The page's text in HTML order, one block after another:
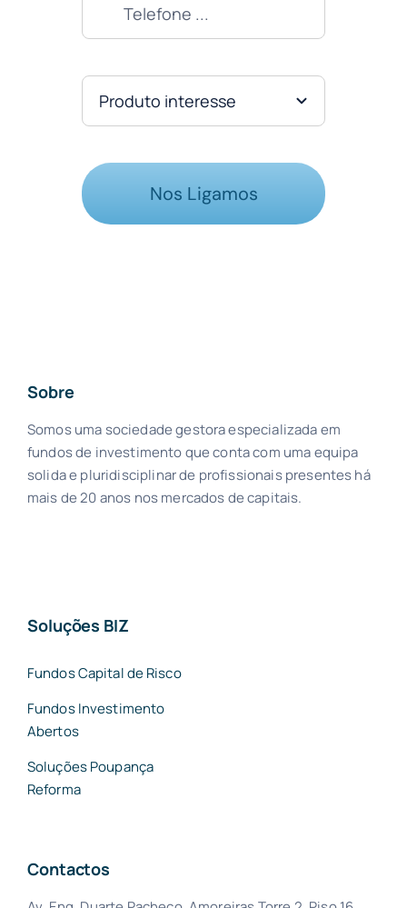
Nos Ligamos
Sobre
Somos uma sociedade gestora especializada em
fundos de investimento que conta com uma equipa
solida e pluridisciplinar de profissionais presentes há
mais de 20 anos nos mercados de capitais.
Soluções BIZ
Fundos Capital de Risco
Fundos Investimento
Abertos
Soluções Poupança
Reforma
Contactos